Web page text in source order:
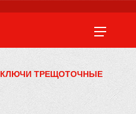
КЛЮЧИ ТРЕЩОТОЧНЫЕ